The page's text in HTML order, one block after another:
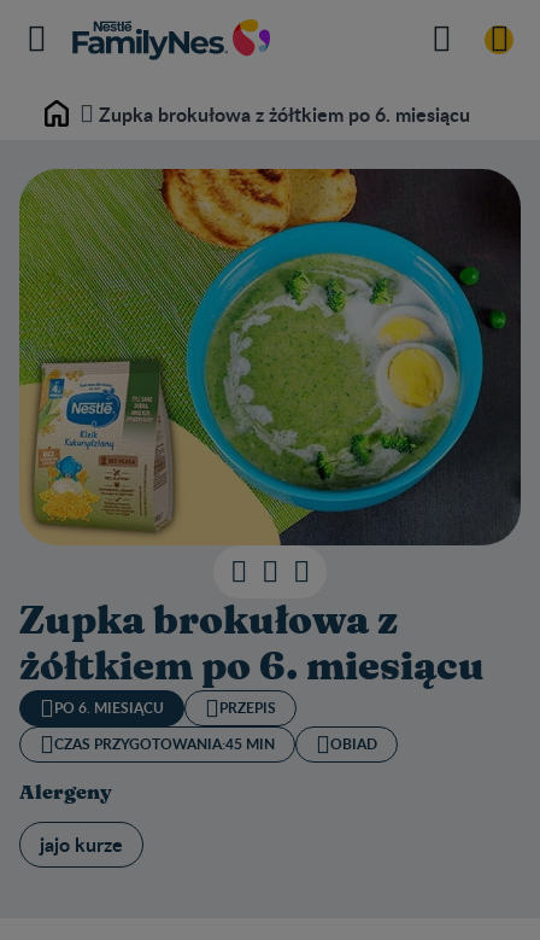
Home Zupka brokułowa z żółtkiem po 6. miesiącu
Zupka brokułowa z
żółtkiem po 6. miesiącu
PO 6. MIESIĄCU
PRZEPIS
CZAS PRZYGOTOWANIA:45 MIN OBIAD
Alergeny
jajo kurze